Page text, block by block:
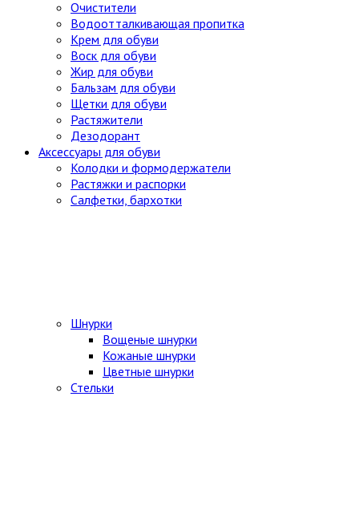
Очистители
Водоотталкивающая пропитка
Крем для обуви
Воск для обуви
Жир для обуви
Бальзам для обуви
Щетки для обуви
Растяжители
Дезодорант
Аксессуары для обуви
Колодки и формодержатели
Растяжки и распорки
Салфетки, бархотки
Шнурки
Вощеные шнурки
Кожаные шнурки
Цветные шнурки
Стельки